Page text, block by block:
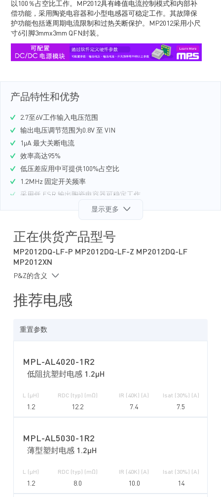
以100％占空比工作。MP2012具有峰值电流控制模式和内部补
偿功能，采用陶瓷电容器和小型电感器可稳定工作。其故障保
护功能包括逐周期电流限制和过热关断保护。MP2012采用小尺
寸6引脚3mmx3mm QFN封装。
产品特性和优势
2.7至6V工作输入电压范围
输出电压调节范围为0.8V 至 VIN
1μA 最大关断电流
效率高达95%
低压差应用中可提供100%占空比
1.2MHz 固定开关频率
采用低 ESR 输出陶瓷电容器可稳定工作
短路保护
显示更多
正在供货产品型号
MP2012DQ-LF-P MP2012DQ-LF-Z MP2012DQ-LF
MP2012XN
P&Z的含义
推荐电感
重置参数
MPL-AL4020-1R2
低阻抗塑封电感 1.2µH
L (µH) RDC (typ) (mΩ) IR (40K) (A) Isat (30%) (A)
1.2 12.2 7.4 7.5
MPL-AL5030-1R2
薄型塑封电感 1.2µH
L (µH) RDC (typ) (mΩ) IR (40K) (A) Isat (30%) (A)
1.2 8.0 10.0 14